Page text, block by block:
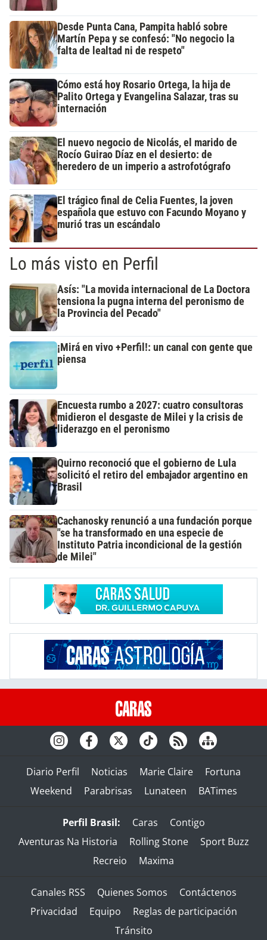
Desde Punta Cana, Pampita habló sobre
Martín Pepa y se confesó: "No negocio la
falta de lealtad ni de respeto"
Cómo está hoy Rosario Ortega, la hija de
Palito Ortega y Evangelina Salazar, tras su
internación
El nuevo negocio de Nicolás, el marido de
Rocío Guirao Díaz en el desierto: de
heredero de un imperio a astrofotógrafo
El trágico final de Celia Fuentes, la joven
española que estuvo con Facundo Moyano y
murió tras un escándalo
Lo más visto en Perfil
Asís: "La movida internacional de La Doctora
tensiona la pugna interna del peronismo de
la Provincia del Pecado"
¡Mirá en vivo +Perfil!: un canal con gente que
piensa
Encuesta rumbo a 2027: cuatro consultoras
midieron el desgaste de Milei y la crisis de
liderazgo en el peronismo
Quirno reconoció que el gobierno de Lula
solicitó el retiro del embajador argentino en
Brasil
Cachanosky renunció a una fundación porque
"se ha transformado en una especie de
Instituto Patria incondicional de la gestión
de Milei"
Diario Perfil Noticias Marie Claire
Fortuna
Weekend
Parabrisas Lunateen BATimes
Perfil Brasil: Caras
Contigo
Aventuras Na Historia
Rolling Stone
Sport Buzz
Recreio
Maxima
Canales RSS Quienes Somos
Contáctenos
Privacidad
Equipo
Reglas de participación
Tránsito